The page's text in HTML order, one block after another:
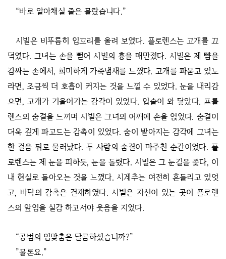
“바로 알아채실 줄은 몰랐습니다.”
시빌은 비뚜름히 입꼬리를 올려 보였다. 플로렌스는 고개를 끄
덕였다. 그녀는 손을 뻗어 시빌의 흉을 매만졌다. 시빌은 제 뺨을
감싸는 손에서, 희미하게 가죽냄새를 느꼈다. 고개를 파묻고 있노
라면, 조금씩 더 호흡이 커지는 것을 느낄 수 있었다. 눈을 내리감
으면, 고개가 기울어가는 감각이 있었다. 입술이 와 닿았다. 프롤
렌스의 숨결을 느끼며 시빌은 그녀의 어깨에 손을 얹었다. 숨결이
더욱 깊게 파고드는 감촉이 있었다. 숨이 밭아지는 감각에 그녀는
한 걸음 뒤로 물러났다. 두 사람의 숨결이 마주친 순간이었다. 플
로렌스는 제 눈을 피하듯, 눈을 돌렸다. 시빌은 그 눈길을 좇다, 이
내 현실로 돌아오는 것을 느꼈다. 시계추는 여전히 흔들리고 있엇
고, 바닥의 감촉은 건재하였다. 시빌은 자신이 있는 곳이 플로렌
스의 앞임을 실감 하고서야 웃음을 지었다.
“공범의 입맞춤은 달콤하셨습니까?”
”물론요.”